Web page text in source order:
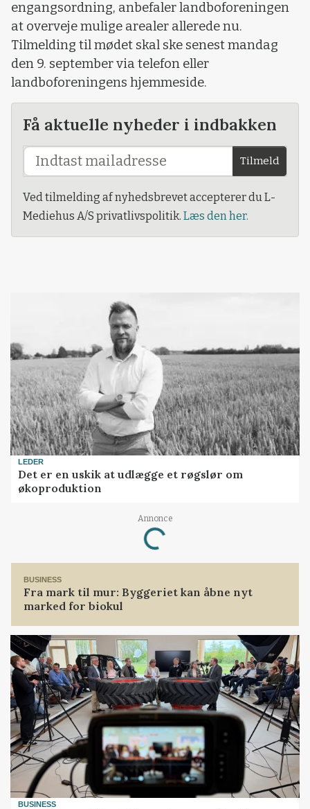
engangsordning, anbefaler landboforeningen
at overveje mulige arealer allerede nu.
Tilmelding til mødet skal ske senest mandag
den 9. september via telefon eller
landboforeningens hjemmeside.
Få aktuelle nyheder i indbakken
Tilmeld
Ved tilmelding af nyhedsbrevet accepterer du L-
Mediehus A/S privatlivspolitik. Læs den her.
LEDER
Det er en uskik at udlægge et røgslør om
økoproduktion
Annonce
Loading...
BUSINESS
Fra mark til mur: Byggeriet kan åbne nyt
marked for biokul
BUSINESS